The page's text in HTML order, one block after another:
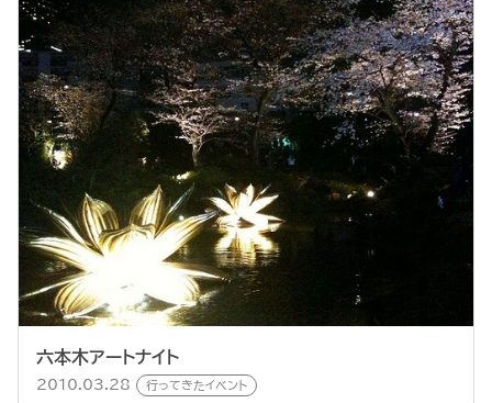
六本木アートナイト
2010.03.28 行ってきたイベント